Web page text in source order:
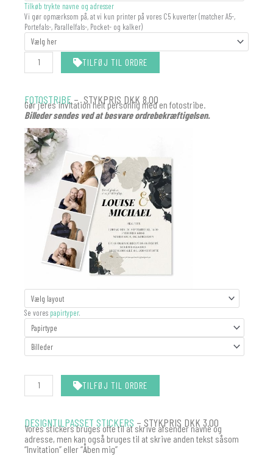
Tilkøb trykte navne og adresser
Vi gør opmærksom på, at vi kun printer på vores C5 kuverter (matcher A5-,
Portefals-, Parallelfals-, Pocket- og kalker)
TILFØJ TIL ORDRE
FOTOSTRIBE– STYKPRIS DKK 8.00
Gør jeres invitation helt personlig med en fotostribe.
Billeder sendes ved at besvare ordrebekræftigelsen.
Se vores papirtyper.
FOTOSTRIBE
BRYLLUP
antal
TILFØJ TIL ORDRE
DESIGNTILPASSET STICKERS – STYKPRIS DKK 3.00
Vores stickers bruges ofte til at skrive afsender navne og
adresse, men kan også bruges til at skrive anden tekst såsom
“Invitation” eller “Åben mig”